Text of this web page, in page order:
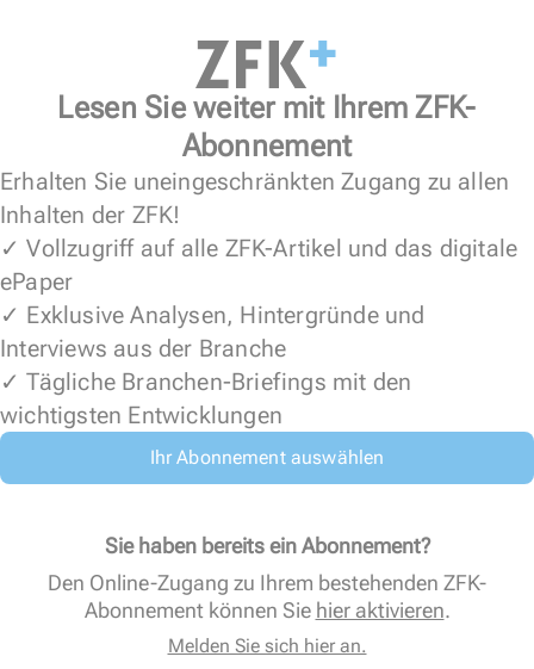
Lesen Sie weiter mit Ihrem ZFK-
Abonnement
Erhalten Sie uneingeschränkten Zugang zu allen
Inhalten der ZFK!
✓ Vollzugriff auf alle ZFK-Artikel und das digitale
ePaper
✓ Exklusive Analysen, Hintergründe und
Interviews aus der Branche
✓ Tägliche Branchen-Briefings mit den
wichtigsten Entwicklungen
Ihr Abonnement auswählen
Sie haben bereits ein Abonnement?
Den Online-Zugang zu Ihrem bestehenden ZFK-
Abonnement können Sie hier aktivieren.
Melden Sie sich hier an.